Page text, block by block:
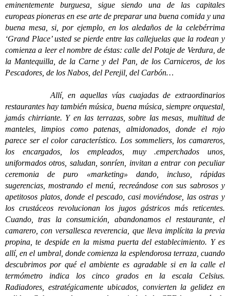
eminentemente burguesa, sigue siendo una de las capitales
europeas pioneras en ese arte de preparar una buena comida y una
buena mesa, si, por ejemplo, en los aledaños de la celebérrima
‘Grand Place’ usted se pierde entre las callejuelas que la rodean y
comienza a leer el nombre de éstas: calle del Potaje de Verdura, de
la Mantequilla, de la Carne y del Pan, de los Carniceros, de los
Pescadores, de los Nabos, del Perejil, del Carbón…
Allí, en aquellas vías cuajadas de extraordinarios
restaurantes hay también música, buena música, siempre orquestal,
jamás chirriante. Y en las terrazas, sobre las mesas, multitud de
manteles, limpios como patenas, almidonados, donde el rojo
parece ser el color característico. Los sommeliers, los camareros,
los encargados, los empleados, muy .emperchados unos,
uniformados otros, saludan, sonríen, invitan a entrar con peculiar
ceremonia de puro «marketing» dando, incluso, rápidas
sugerencias, mostrando el menú, recreándose con sus sabrosos y
apetitosos platos, donde el pescado, casi moviéndose, las ostras y
los crustáceos revolucionan los jugos gástricos más reticentes.
Cuando, tras la consumición, abandonamos el restaurante, el
camarero, con versallesca reverencia, que lleva implícita la previa
propina, te despide en la misma puerta del establecimiento. Y es
allí, en el umbral, donde comienza la esplendorosa terraza, cuando
descubrimos por qué el ambiente es agradable si en la calle el
termómetro indica los cinco grados en la escala Celsius.
Radiadores, estratégicamente ubicados, convierten la gelidez en